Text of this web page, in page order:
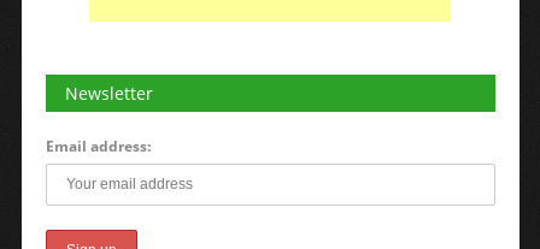
Newsletter
Email address: